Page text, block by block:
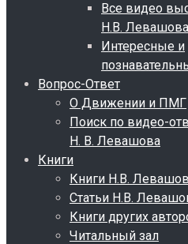
Все видео
Н.В. Левашова
Интересные и
Вопрос-Ответ
О Движении и ПМГ
Поиск по видео-
Н. В. Левашова
Книги
Книги Н.В.
Статьи Н.В.
Книги других
Читальный зал